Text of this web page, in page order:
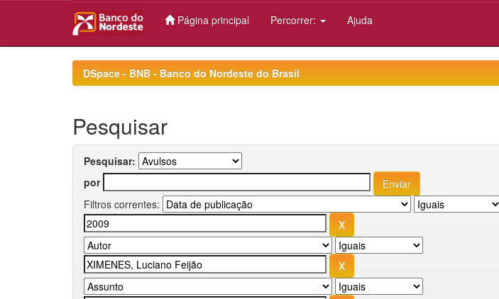
Página principal Percorrer: Ajuda
DSpace - BNB - Banco do Nordeste do Brasil
Pesquisar
Pesquisar:
por
Filtros correntes: